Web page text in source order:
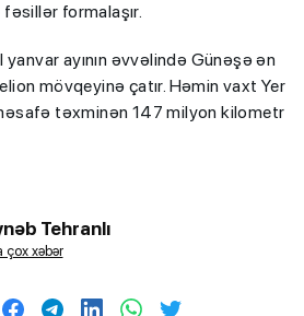
formalaşır.
ayının əvvəlində Günəşə ən
mövqeyinə çatır. Həmin vaxt Yer
təxminən 147 milyon kilometr
Tehranlı
çox xəbər